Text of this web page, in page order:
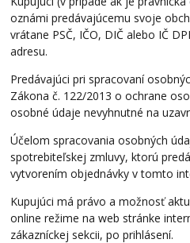
oznámi predávajúcemu svoje
vrátane PSČ, IČO, DIČ alebo IČ
adresu.
Predávajúci pri spracovaní
Zákona č. 122/2013 o ochrane
osobné údaje nevyhnutné na
Účelom spracovania osobných
spotrebiteľskej zmluvy, ktorú
vytvorením objednávky v tomto
Kupujúci má právo a možnosť
online režime na web stránke
zákazníckej sekcii, po prihlásení.